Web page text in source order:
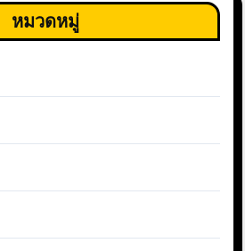
หมวดหมู่